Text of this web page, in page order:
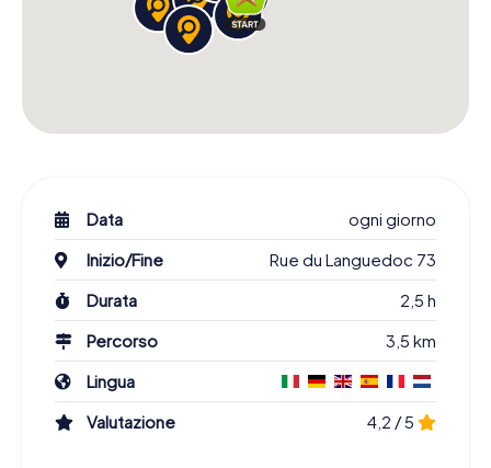
Data
ogni giorno
Inizio/Fine
Rue du Languedoc 73
Durata
2,5 h
Percorso
3,5 km
Lingua
Valutazione
4,2 / 5